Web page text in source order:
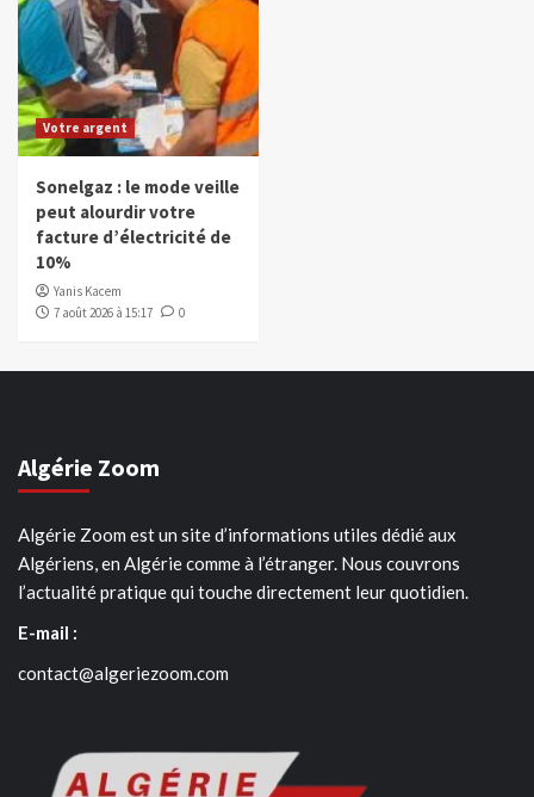
Votre argent
Sonelgaz : le mode veille
peut alourdir votre
facture d’électricité de
10%
Yanis Kacem
7 août 2026 à 15:17
0
Algérie Zoom
Algérie Zoom est un site d’informations utiles dédié aux
Algériens, en Algérie comme à l’étranger. Nous couvrons
l’actualité pratique qui touche directement leur quotidien.
E-mail :
contact@algeriezoom.com